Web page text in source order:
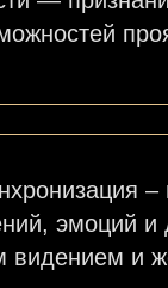
эмоций и
видением и